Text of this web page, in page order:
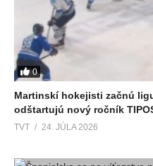
0
Martinskí hokejisti začnú
odštartujú nový ročník
TVT 24. JÚLA 2026